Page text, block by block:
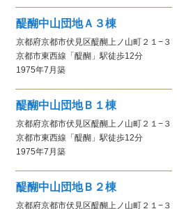
醍醐中山団地Ａ３棟
京都府京都市伏見区醍醐上ノ山町２１−３
京都市東西線 「醍醐」駅徒歩12分
1975年7月 築
醍醐中山団地Ｂ１棟
京都府京都市伏見区醍醐上ノ山町２１−３
京都市東西線 「醍醐」駅徒歩12分
1975年7月 築
醍醐中山団地Ｂ２棟
京都府京都市伏見区醍醐上ノ山町２１−３